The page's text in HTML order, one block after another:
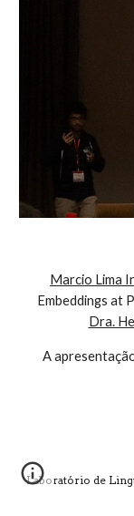
Marcio Lima
Embeddings at
Dra.
A
Laboratório de